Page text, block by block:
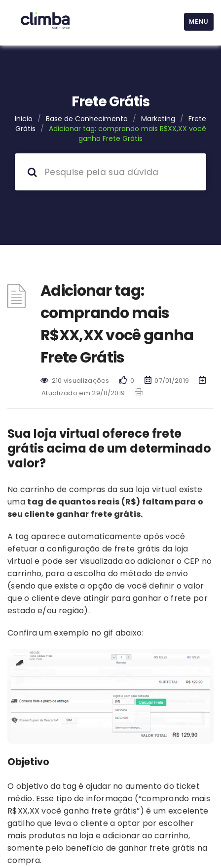
MENU
Frete Grátis
Inicio / Base de Conhecimento / Marketing / Frete
Grátis / Adicionar tag: comprando mais R$XX,XX você
ganha Frete Grátis
Adicionar tag:
comprando mais
R$XX,XX você ganha
Frete Grátis
210 visualizações 0
07/01/2019
Atualizado em 29/11/2019
Sua loja virtual oferece frete
grátis acima de um determinado
valor?
No carrinho de compras da sua loja virtual existe
uma tag de quantos reais (R$) faltam para o
seu cliente ganhar frete grátis.
A tag aparece automaticamente após você
efetuar a configuração de frete grátis da loja
virtual e pode ser visualizada ao adicionar o CEP no
carrinho, para a escolha do método de envio
(sendo que existe a opção de você definir o valor
que o cliente deve atingir para ganhar o frete por
estado e/ou região).
Confira um exemplo no gif abaixo:
Objetivo
O objetivo da tag é ajudar no aumento do ticket
médio. Esse tipo de informação (“comprando mais
R$XX,XX você ganha frete grátis”) é um excelente
gatilho que leva o cliente a optar por escolher
mais produtos na loja e adicionar ao carrinho,
somente pelo benefício de ganhar frete grátis na
compra.